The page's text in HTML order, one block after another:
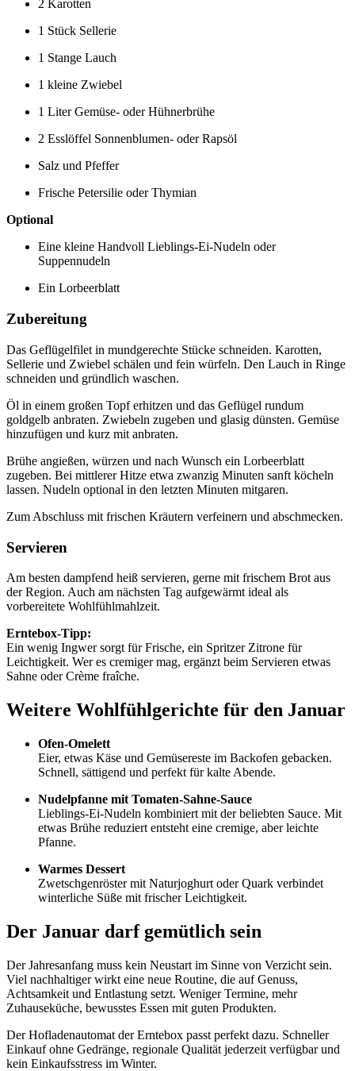
2 Karotten
1 Stück Sellerie
1 Stange Lauch
1 kleine Zwiebel
1 Liter Gemüse- oder Hühnerbrühe
2 Esslöffel Sonnenblumen- oder Rapsöl
Salz und Pfeffer
Frische Petersilie oder Thymian
Optional
Eine kleine Handvoll Lieblings-Ei-Nudeln oder
Suppennudeln
Ein Lorbeerblatt
Zubereitung
Das Geflügelfilet in mundgerechte Stücke schneiden. Karotten,
Sellerie und Zwiebel schälen und fein würfeln. Den Lauch in Ringe
schneiden und gründlich waschen.
Öl in einem großen Topf erhitzen und das Geflügel rundum
goldgelb anbraten. Zwiebeln zugeben und glasig dünsten. Gemüse
hinzufügen und kurz mit anbraten.
Brühe angießen, würzen und nach Wunsch ein Lorbeerblatt
zugeben. Bei mittlerer Hitze etwa zwanzig Minuten sanft köcheln
lassen. Nudeln optional in den letzten Minuten mitgaren.
Zum Abschluss mit frischen Kräutern verfeinern und abschmecken.
Servieren
Am besten dampfend heiß servieren, gerne mit frischem Brot aus
der Region. Auch am nächsten Tag aufgewärmt ideal als
vorbereitete Wohlfühlmahlzeit.
Erntebox-Tipp:
Ein wenig Ingwer sorgt für Frische, ein Spritzer Zitrone für
Leichtigkeit. Wer es cremiger mag, ergänzt beim Servieren etwas
Sahne oder Crème fraîche.
Weitere Wohlfühlgerichte für den Januar
Ofen-Omelett
Eier, etwas Käse und Gemüsereste im Backofen gebacken.
Schnell, sättigend und perfekt für kalte Abende.
Nudelpfanne mit Tomaten-Sahne-Sauce
Lieblings-Ei-Nudeln kombiniert mit der beliebten Sauce. Mit
etwas Brühe reduziert entsteht eine cremige, aber leichte
Pfanne.
Warmes Dessert
Zwetschgenröster mit Naturjoghurt oder Quark verbindet
winterliche Süße mit frischer Leichtigkeit.
Der Januar darf gemütlich sein
Der Jahresanfang muss kein Neustart im Sinne von Verzicht sein.
Viel nachhaltiger wirkt eine neue Routine, die auf Genuss,
Achtsamkeit und Entlastung setzt. Weniger Termine, mehr
Zuhauseküche, bewusstes Essen mit guten Produkten.
Der Hofladenautomat der Erntebox passt perfekt dazu. Schneller
Einkauf ohne Gedränge, regionale Qualität jederzeit verfügbar und
kein Einkaufsstress im Winter.